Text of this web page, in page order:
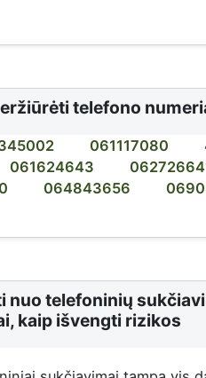
telefono
061117080
061624643
064843656
nuo telefoninių
kaip išvengti rizikos